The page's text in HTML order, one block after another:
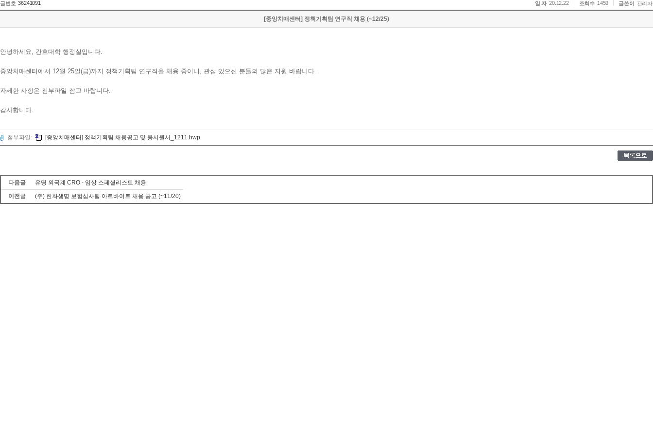
글번호 36241091 일 자 20.12.22 조회수 1459 글쓴이 관리자
[중앙치매센터] 정책기획팀 연구직 채용 (~12/25)
안녕하세요, 간호대학 행정실입니다.
중앙치매센터에서 12월 25일(금)까지 정책기획팀 연구직을 채용 중이니, 관심 있으신 분들의 많은 지원 바랍니다.
자세한 사항은 첨부파일 참고 바랍니다.
감사합니다.
첨부파일: [중앙치매센터] 정책기획팀 채용공고 및 응시원서_1211.hwp
다음글
유명 외국계 CRO - 임상 스페셜리스트 채용
이전글
(주) 한화생명 보험심사팀 아르바이트 채용 공고 (~11/20)